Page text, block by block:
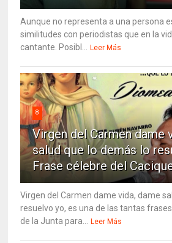
Aunque no representa a una persona
similitudes con periodistas que en la
cantante. Posibl...
Leer Más
8
Virgen del Carmen dame
salud que lo demás lo
Frase célebre del
Virgen del Carmen dame vida, dame
resuelvo yo, es una de las tantas
de la Junta para...
Leer Más